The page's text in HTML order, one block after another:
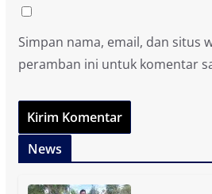
Simpan nama, email, dan situs
peramban ini untuk komentar
News